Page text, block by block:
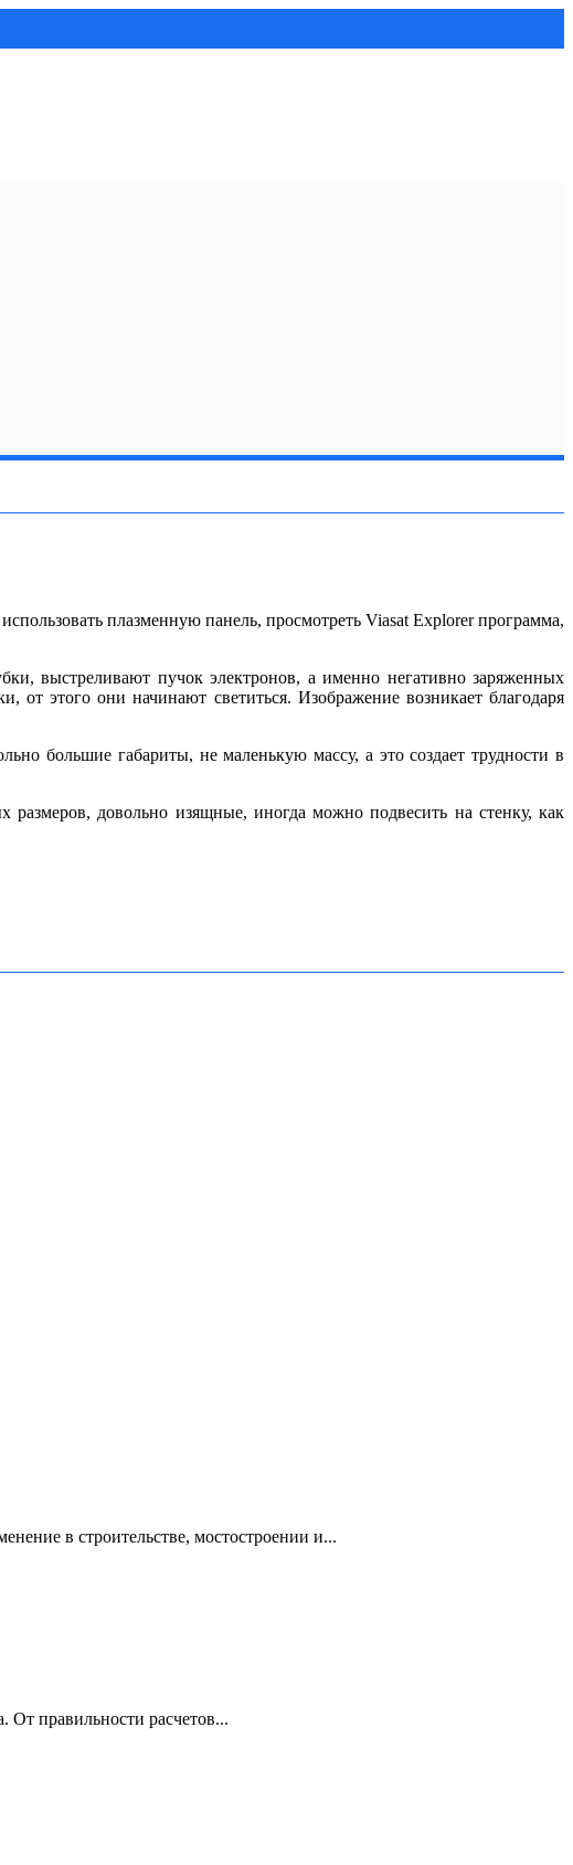
плазменную панель, просмотреть Viasat Explorer программа,
выстреливают пучок электронов, а именно негативно заряженных
от этого они начинают светиться. Изображение возникает благодаря
большие габариты, не маленькую массу, а это создает трудности в
довольно изящные, иногда можно подвесить на стенку, как
в строительстве, мостостроении и...
От правильности расчетов...